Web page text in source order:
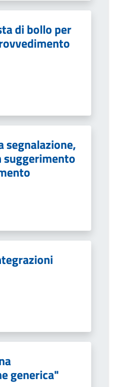
di bollo per
segnalazione,
suggerimento
generica"